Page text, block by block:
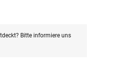
Bitte informiere uns